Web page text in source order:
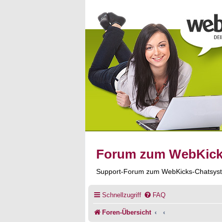
Forum zum
Support-Forum zum WebKicks-
Schnellzugriff FAQ
Foren-Übersicht